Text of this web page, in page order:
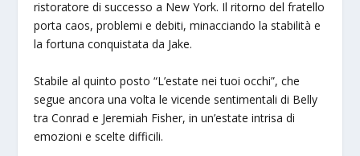
ristoratore di successo a New York. Il ritorno del fratello
porta caos, problemi e debiti, minacciando la stabilità e
la fortuna conquistata da Jake.
Stabile al quinto posto “L’estate nei tuoi occhi”, che
segue ancora una volta le vicende sentimentali di Belly
tra Conrad e Jeremiah Fisher, in un’estate intrisa di
emozioni e scelte difficili.